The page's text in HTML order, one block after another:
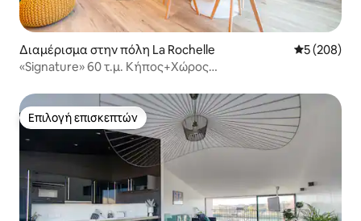
Διαμέρισμα στην πόλη La Rochelle Μέση
5 (208)
«Signature» 60 τ.μ. Κήπος+Χώρος
Επιλογή επισκεπτών
Επιλογή επισκεπτών